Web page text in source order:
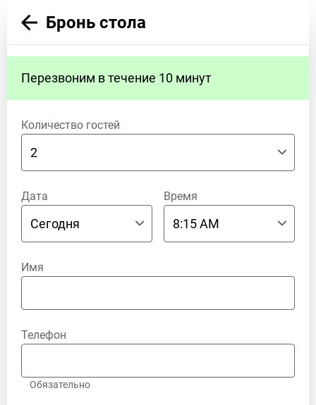
Бронь стола
Перезвоним в течение 10 минут
Количество гостей
Дата Время
Имя
Телефон
Обязательно